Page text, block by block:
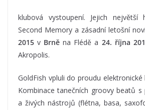
klubová vystoupení. Jejich
Second Memory a zásadní letošní
2015 v Brně na Flédě a 24. října
Akropolis.
GoldFish vpluli do proudu
Kombinace tanečních groovy beatů s
a živých nástrojů (flétna, basa,